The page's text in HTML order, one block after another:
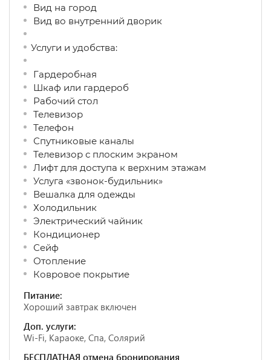
Вид на город
Вид во внутренний дворик
Услуги и удобства: ​
Гардеробная
Шкаф или гардероб
Рабочий стол
Телевизор
Телефон
Спутниковые каналы
Телевизор с плоским экраном
Лифт для доступа к верхним этажам
Услуга «звонок-будильник»
Вешалка для одежды
Холодильник
Электрический чайник
Кондиционер
Сейф
Отопление
Ковровое покрытие
Питание:
Хороший завтрак включен
Доп. услуги:
Wi-Fi, Караоке, Спа, Солярий
БЕСПЛАТНАЯ отмена бронирования